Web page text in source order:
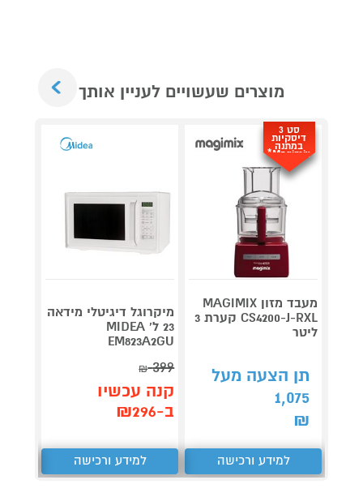
מוצרים שעשויים לעניין אותך
סט 3
דיסקיות
במתנה
Magimix*
מעבד מזון MAGIMIX
CS4200-J-RXL קערת 3
ליטר
תן הצעה מעל
1,075
₪
למידע ורכישה
מיקרוגל דיגיטלי מידאה
23 ל' MIDEA
EM823A2GU
399
₪
קנה עכשיו
ב-₪296
למידע ורכישה